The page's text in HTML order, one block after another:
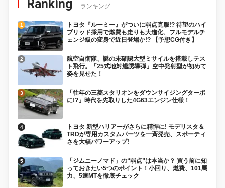
Ranking ランキング
トヨタ『ルーミー』がついに弱点克服!? 待望のハイ
ブリッド採用で燃費も走りも大進化、フルモデルチ
ェンジ級の変身で近日登場か!? 【予想CG付き】
航空自衛隊、謎の未確認大型ミサイルを搭載しテス
ト飛行。「25式地対艦誘導弾」空中発射型が初めて
姿を見せた！
「往年の三菱スタリオンをダウンサイジングターボ
に!?」時代を先取りした4G63エンジン仕様！
トヨタ 新型ハリアーがさらに精悍に! モデリスタ＆
TRDが専用カスタムパーツを一斉発売、スポーティ
さを大幅パワーアップ!
「ジムニーノマド」の“弱点”は本当か？ 買う前に知
っておきたい5つのポイント！小回り、燃費、101馬
力、5速MTを徹底チェック